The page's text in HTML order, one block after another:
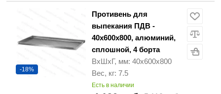
-18%
Противень для
выпекания ПДВ -
40х600х800, алюминий,
сплошной, 4 борта
ВхШхГ, мм: 40х600х800
Вес, кг: 7.5
Есть в наличии